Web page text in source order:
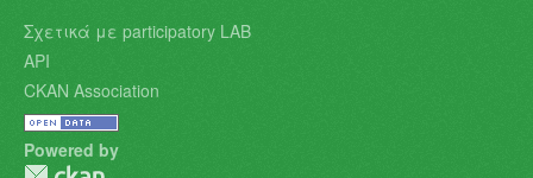
Σχετικά με participatory LAB
API
CKAN Association
Powered by